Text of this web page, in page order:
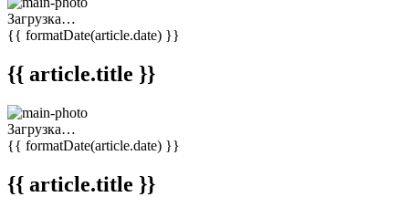
Загрузка…
{{ formatDate(article.date) }}
{{ article.title }}
Загрузка…
{{ formatDate(article.date) }}
{{ article.title }}